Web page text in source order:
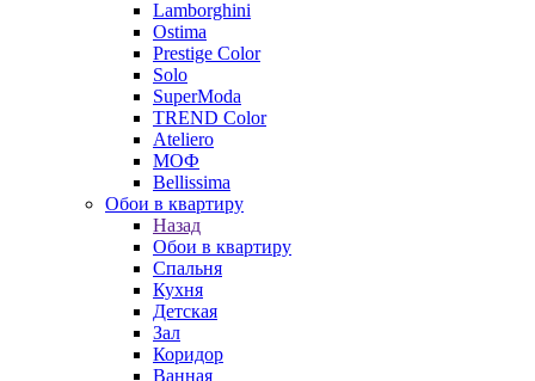
Lamborghini
Ostima
Prestige Color
Solo
SuperModa
TREND Color
Ateliero
МОФ
Bellissima
Обои в квартиру
Назад
Обои в квартиру
Спальня
Кухня
Детская
Зал
Коридор
Ванная